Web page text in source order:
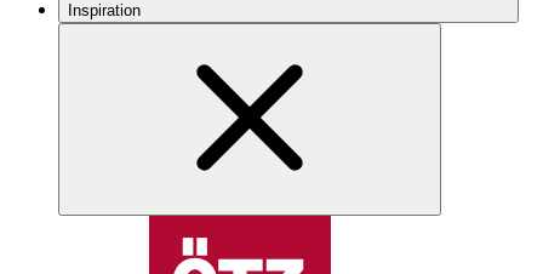
Inspiration